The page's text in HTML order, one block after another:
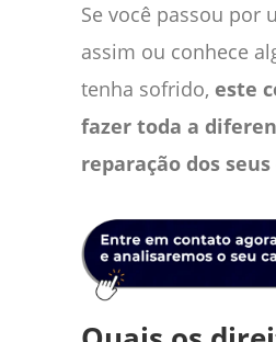
Se você passou por
assim ou conhece
tenha sofrido, este
fazer toda a
reparação dos